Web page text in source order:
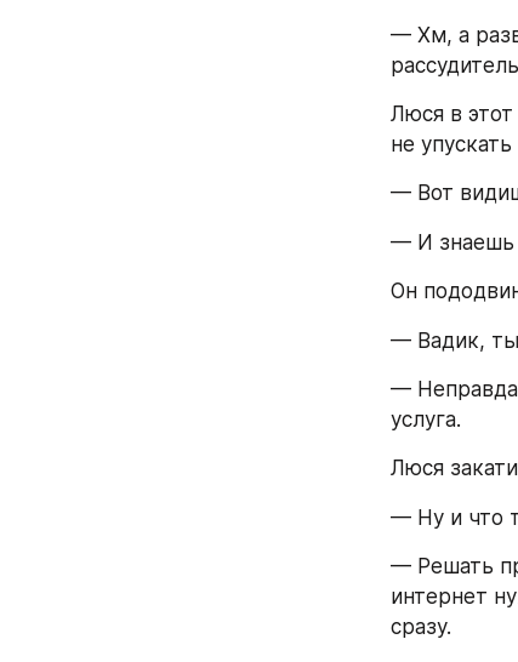
— Хм, а
Люся в
не
— Вот
— И знаешь
Он
— Вадик, ты
—
услуга.
Люся
— Ну и что
— Решать
интернет
сразу.